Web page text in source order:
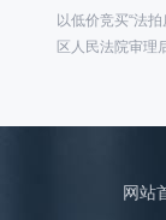
关规定，大渡口
的合法权益。
以低价竞买“法
区人民法院审理
网站